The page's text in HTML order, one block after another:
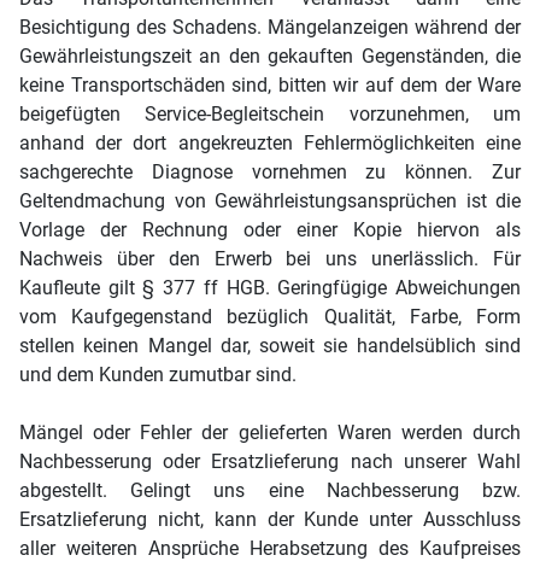
Besichtigung des Schadens. Mängelanzeigen während der
Gewährleistungszeit an den gekauften Gegenständen, die
keine Transportschäden sind, bitten wir auf dem der Ware
beigefügten Service-Begleitschein vorzunehmen, um
anhand der dort angekreuzten Fehlermöglichkeiten eine
sachgerechte Diagnose vornehmen zu können. Zur
Geltendmachung von Gewährleistungsansprüchen ist die
Vorlage der Rechnung oder einer Kopie hiervon als
Nachweis über den Erwerb bei uns unerlässlich. Für
Kaufleute gilt § 377 ff HGB. Geringfügige Abweichungen
vom Kaufgegenstand bezüglich Qualität, Farbe, Form
stellen keinen Mangel dar, soweit sie handelsüblich sind
und dem Kunden zumutbar sind.
Mängel oder Fehler der gelieferten Waren werden durch
Nachbesserung oder Ersatzlieferung nach unserer Wahl
abgestellt. Gelingt uns eine Nachbesserung bzw.
Ersatzlieferung nicht, kann der Kunde unter Ausschluss
aller weiteren Ansprüche Herabsetzung des Kaufpreises